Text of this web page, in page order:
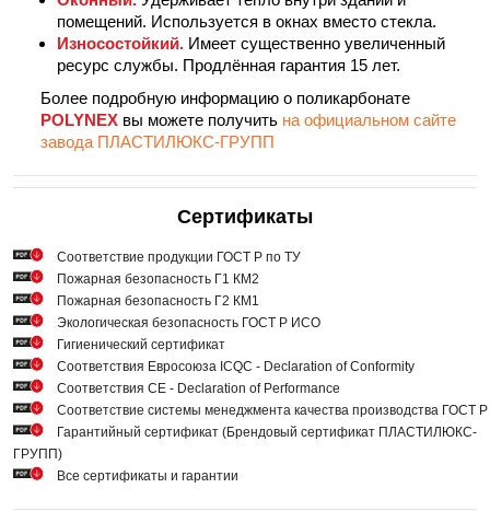
помещений. Используется в окнах вместо стекла.
Износостойкий. Имеет существенно увеличенный
ресурс службы. Продлённая гарантия 15 лет.
Более подробную информацию о поликарбонате
POLYNEX вы можете получить на официальном сайте
завода ПЛАСТИЛЮКС-ГРУПП
Сертификаты
Cоответствие продукции ГОСТ Р по ТУ
Пожарная безопасность Г1 КМ2
Пожарная безопасность Г2 КМ1
Экологическая безопасность ГОСТ Р ИСО
Гигиенический сертификат
Соответствия Евросоюза ICQC - Declaration of Conformity
Соответствия СЕ - Declaration of Performance
Соответствие системы менеджмента качества производства ГОСТ
Гарантийный сертификат (Брендовый сертификат ПЛАСТИЛЮКС-
ГРУПП)
Все сертификаты и гарантии